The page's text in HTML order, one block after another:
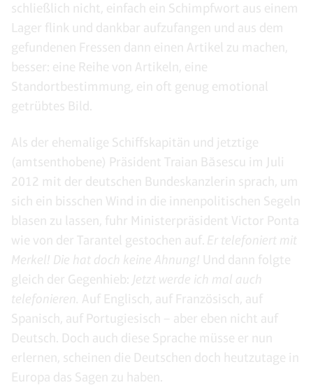
schließlich nicht, einfach ein Schimpfwort aus einem
Lager flink und dankbar aufzufangen und aus dem
gefundenen Fressen dann einen Artikel zu machen,
besser: eine Reihe von Artikeln, eine
Standortbestimmung, ein oft genug emotional
getrübtes Bild.
Als der ehemalige Schiffskapitän und jetztige
(amtsenthobene) Präsident Traian Băsescu im Juli
2012 mit der deutschen Bundeskanzlerin sprach, um
sich ein bisschen Wind in die innenpolitischen Segeln
blasen zu lassen, fuhr Ministerpräsident Victor Ponta
wie von der Tarantel gestochen auf. Er telefoniert mit
Merkel! Die hat doch keine Ahnung! Und dann folgte
gleich der Gegenhieb: Jetzt werde ich mal auch
telefonieren. Auf Englisch, auf Französisch, auf
Spanisch, auf Portugiesisch – aber eben nicht auf
Deutsch. Doch auch diese Sprache müsse er nun
erlernen, scheinen die Deutschen doch heutzutage in
Europa das Sagen zu haben.